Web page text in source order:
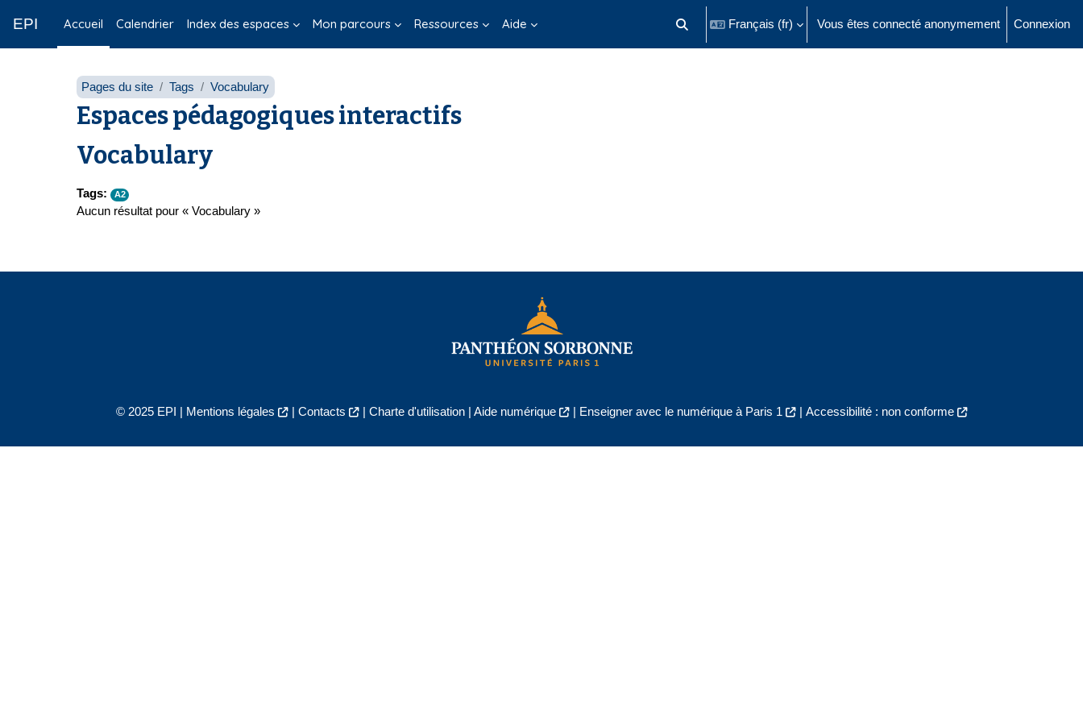
EPI Accueil Calendrier Index des espaces Mon parcours Ressources Aide Activer/désactiver la saisie de recherche
Français ‎(fr)‎ Vous êtes connecté anonymement Connexion
Pages du site Tags Vocabulary
Espaces pédagogiques interactifs
Vocabulary
Tags: A2
Aucun résultat pour « Vocabulary »
© 2025 EPI | Mentions légales | Contacts | Charte d'utilisation| Aide numérique | Enseigner avec le numérique à Paris 1 | Accessibilité : non conforme